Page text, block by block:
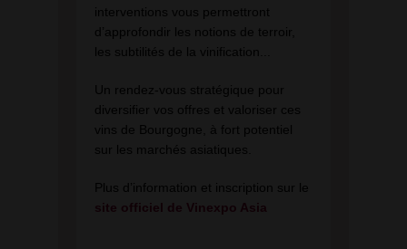
interventions vous permettront
d’approfondir les notions de terroir,
les subtilités de la vinification...
Un rendez-vous stratégique pour
diversifier vos offres et valoriser ces
vins de Bourgogne, à fort potentiel
sur les marchés asiatiques.
Plus d’information et inscription sur le
site officiel de Vinexpo Asia